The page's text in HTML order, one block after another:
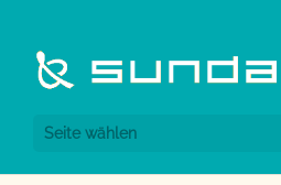
Seite wählen